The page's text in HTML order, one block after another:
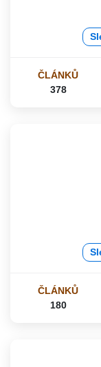
ČLÁNKŮ
378
ČLÁNKŮ
180